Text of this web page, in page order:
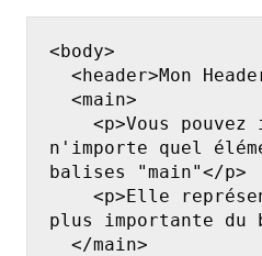
<body>
n'importe quel
balises "main"</p>
plus importante du